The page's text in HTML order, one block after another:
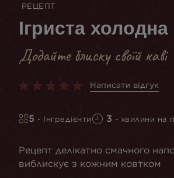
РЕЦЕПТ
Ігриста
Додайте блиску своїй каві
Написати відгук
5 - Інгредієнти 3 - хвилини на
Рецепт делікатно смачного
виблискує з кожним ковтком